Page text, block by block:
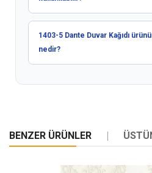
1403-5 Dante Duvar Kağıdı
nedir?
BENZER ÜRÜNLER